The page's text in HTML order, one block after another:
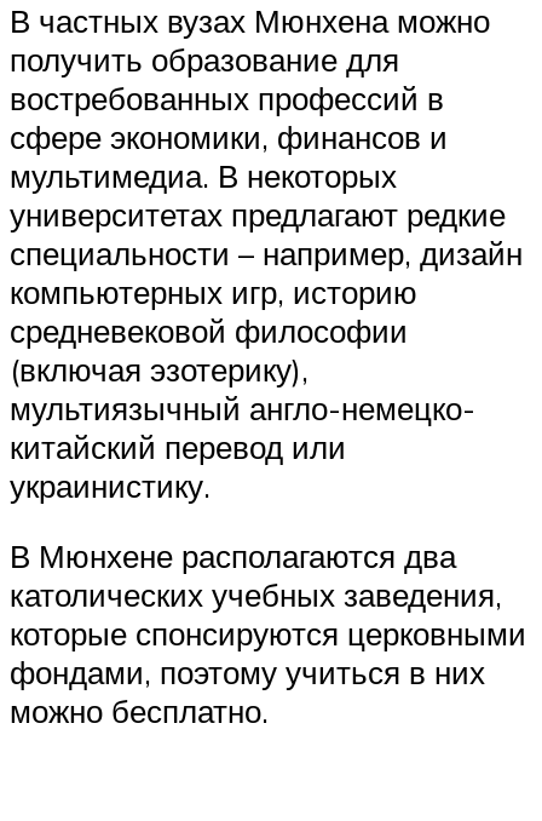
В частных вузах Мюнхена можно
получить образование для
востребованных профессий в
сфере экономики, финансов и
мультимедиа. В некоторых
университетах предлагают редкие
специальности – например, дизайн
компьютерных игр, историю
средневековой философии
(включая эзотерику),
мультиязычный англо-немецко-
китайский перевод или
украинистику.
В Мюнхене располагаются два
католических учебных заведения,
которые спонсируются церковными
фондами, поэтому учиться в них
можно бесплатно.